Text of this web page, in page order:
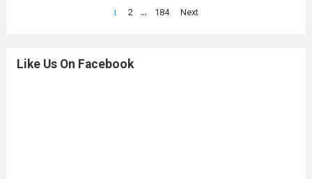
তিনটি মাথা লগ্ন বলে...
Read more
1 2 … 184 Next
Like Us On Facebook